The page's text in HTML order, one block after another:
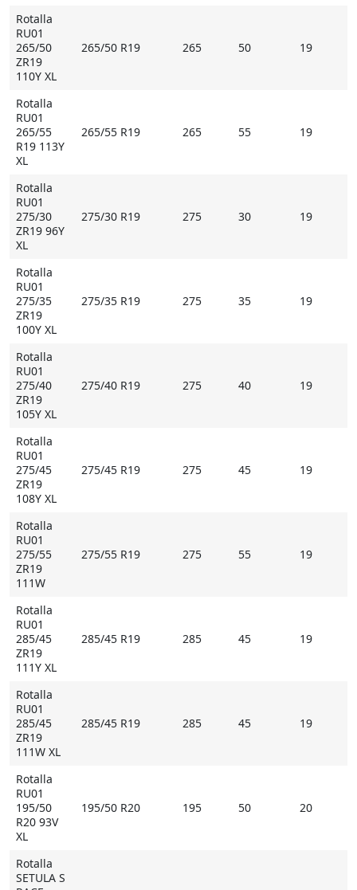
Rotalla
RU01
265/50
ZR19
110Y XL
265/50 R19 265 50 19
Rotalla
RU01
265/55
R19 113Y
XL
265/55 R19 265 55 19
Rotalla
RU01
275/30
ZR19 96Y
XL
275/30 R19 275 30 19
Rotalla
RU01
275/35
ZR19
100Y XL
275/35 R19 275 35 19
Rotalla
RU01
275/40
ZR19
105Y XL
275/40 R19 275 40 19
Rotalla
RU01
275/45
ZR19
108Y XL
275/45 R19 275 45 19
Rotalla
RU01
275/55
ZR19
111W
275/55 R19 275 55 19
Rotalla
RU01
285/45
ZR19
111Y XL
285/45 R19 285 45 19
Rotalla
RU01
285/45
ZR19
111W XL
285/45 R19 285 45 19
Rotalla
RU01
195/50
R20 93V
XL
195/50 R20 195 50 20
Rotalla
SETULA S